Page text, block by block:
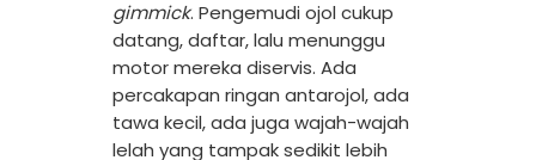
gimmick. Pengemudi ojol cukup
datang, daftar, lalu menunggu
motor mereka diservis. Ada
percakapan ringan antarojol, ada
tawa kecil, ada juga wajah-wajah
lelah yang tampak sedikit lebih